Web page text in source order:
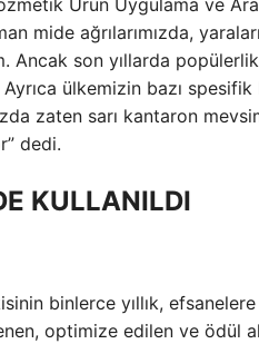
mide ağrılarımızda,
Ancak son yıllarda
ülkemizin bazı
zaten sarı kantaron
dedi.
KULLANILDI
binlerce yıllık,
optimize edilen ve ödül